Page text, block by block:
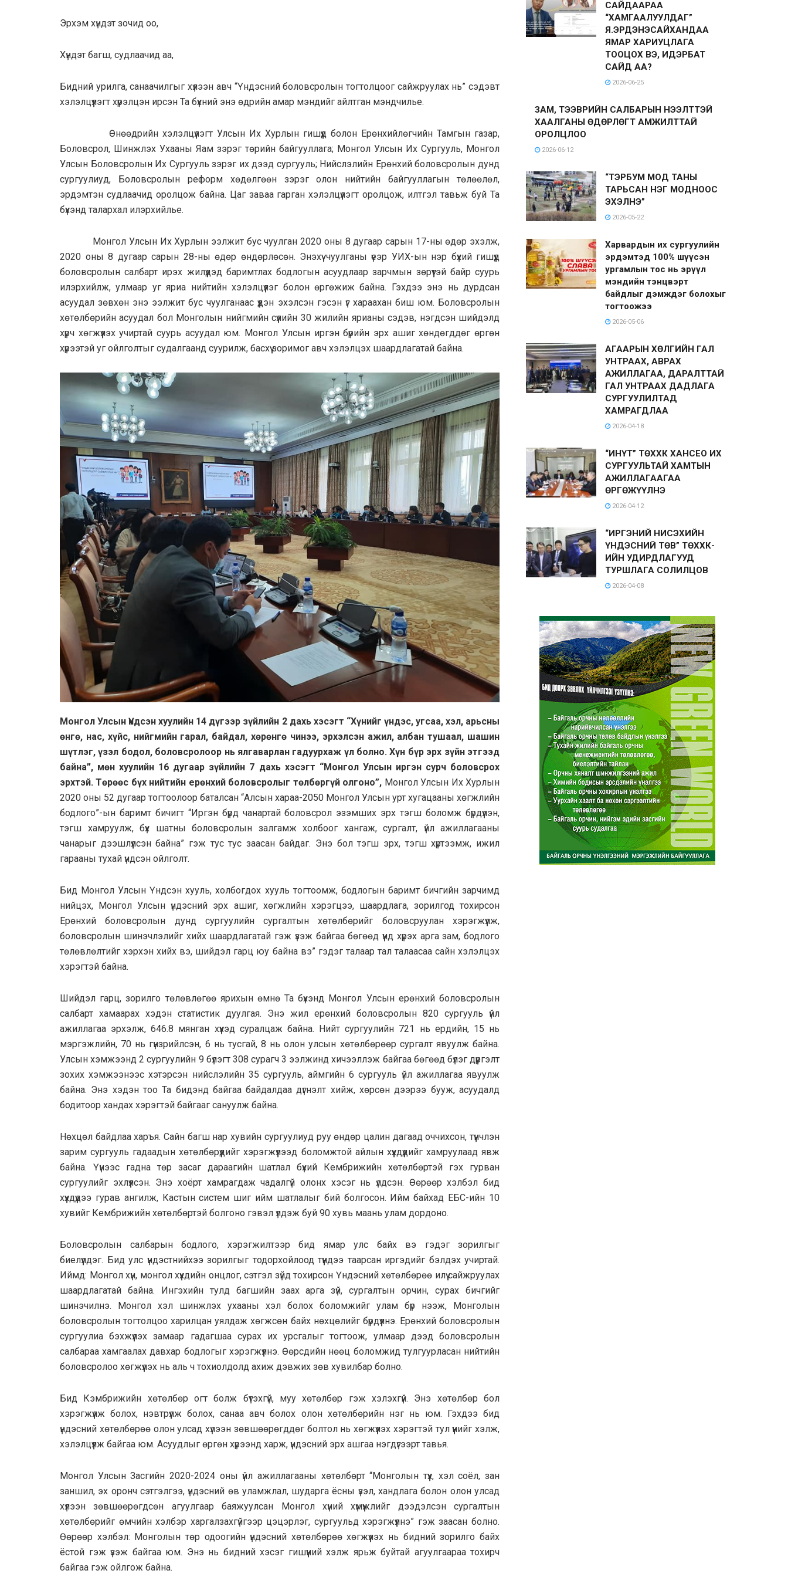
Эрхэм хүндэт зочид оо,
Хүндэт багш, судлаачид аа,
Бидний урилга, санаачилгыг хүлээн авч “Үндэсний боловсролын тогтолцоог сайжруулах нь” сэдэвт
хэлэлцүүлэгт хүрэлцэн ирсэн Та бүхний энэ өдрийн амар мэндийг айлтган мэндчилье.
Өнөөдрийн хэлэлцүүлэгт Улсын Их Хурлын гишүүд болон Ерөнхийлөгчийн Тамгын газар,
Боловсрол, Шинжлэх Ухааны Яам зэрэг төрийн байгууллага; Монгол Улсын Их Сургууль, Монгол
Улсын Боловсролын Их Сургууль зэрэг их дээд сургууль; Нийслэлийн Ерөнхий боловсролын дунд
сургуулиуд, Боловсролын реформ хөдөлгөөн зэрэг олон нийтийн байгууллагын төлөөлөл,
эрдэмтэн судлаачид оролцож байна. Цаг заваа гарган хэлэлцүүлэгт оролцож, илтгэл тавьж буй Та
бүхэнд талархал илэрхийлье.
Монгол Улсын Их Хурлын ээлжит бус чуулган 2020 оны 8 дугаар сарын 17-ны өдөр эхэлж,
2020 оны 8 дугаар сарын 28-ны өдөр өндөрлөсөн. Энэхүү чуулганы үеэр УИХ-ын нэр бүхий гишүүд
боловсролын салбарт ирэх жилүүдэд баримтлах бодлогын асуудлаар зарчмын зөрүүтэй байр суурь
илэрхийлж, улмаар уг яриа нийтийн хэлэлцүүлэг болон өргөжиж байна. Гэхдээ энэ нь дурдсан
асуудал зөвхөн энэ ээлжит бус чуулганаас үүдэн эхэлсэн гэсэн үг хараахан биш юм. Боловсролын
хөтөлбөрийн асуудал бол Монголын нийгмийн сүүлийн 30 жилийн ярианы сэдэв, нэгдсэн шийдэлд
хүрч хөгжүүлэх учиртай суурь асуудал юм. Монгол Улсын иргэн бүрийн эрх ашиг хөндөгддөг өргөн
хүрээтэй уг ойлголтыг судалгаанд суурилж, басхүү зоримог авч хэлэлцэх шаардлагатай байна.
Монгол Улсын Үндсэн хуулийн 14 дүгээр зүйлийн 2 дахь хэсэгт “Хүнийг үндэс, угсаа, хэл, арьсны
өнгө, нас, хүйс, нийгмийн гарал, байдал, хөрөнгө чинээ, эрхэлсэн ажил, албан тушаал, шашин
шүтлэг, үзэл бодол, боловсролоор нь ялгаварлан гадуурхаж үл болно. Хүн бүр эрх зүйн этгээд
байна”, мөнхуулийн 16 дугаар зүйлийн 7 дахь хэсэгт “Монгол Улсын иргэн сурч боловсрох
эрхтэй. Төрөөс бүх нийтийн ерөнхий боловсролыг төлбөргүй олгоно”, Монгол Улсын Их Хурлын
2020 оны 52 дугаар тогтоолоор баталсан “Алсын хараа-2050 Монгол Улсын урт хугацааны хөгжлийн
бодлого”-ын баримт бичигт “Иргэн бүрд чанартай боловсрол эзэмших эрх тэгш боломж бүрдүүлэн,
тэгш хамруулж, бүх шатны боловсролын залгамж холбоог хангаж, сургалт, үйл ажиллагааны
чанарыг дээшлүүлсэн байна” гэж тус тус заасан байдаг. Энэ бол тэгш эрх, тэгш хүртээмж, ижил
гарааны тухай үндсэн ойлголт.
Бид Монгол Улсын Үндсэн хууль, холбогдох хууль тогтоомж, бодлогын баримт бичгийн зарчимд
нийцэх, Монгол Улсын үндэсний эрх ашиг, хөгжлийн хэрэгцээ, шаардлага, зорилгод тохирсон
Ерөнхий боловсролын дунд сургуулийн сургалтын хөтөлбөрийг боловсруулан хэрэгжүүлж,
боловсролын шинэчлэлийг хийх шаардлагатай гэж үзэж байгаа бөгөөд үүнд хүрэх арга зам, бодлого
төлөвлөлтийг хэрхэн хийх вэ, шийдэл гарц юу байна вэ” гэдэг талаар тал талаасаа сайн хэлэлцэх
хэрэгтэй байна.
Шийдэл гарц, зорилго төлөвлөгөө ярихын өмнө Та бүхэнд Монгол Улсын ерөнхий боловсролын
салбарт хамаарах хэдэн статистик дуулгая. Энэ жил ерөнхий боловсролын 820 сургууль үйл
ажиллагаа эрхэлж, 646.8 мянган хүүхэд суралцаж байна. Нийт сургуулийн 721 нь ердийн, 15 нь
мэргэжлийн, 70 нь гүнзрийлсэн, 6 нь тусгай, 8 нь олон улсын хөтөлбөрөөр сургалт явуулж байна.
Улсын хэмжээнд 2 сургуулийн 9 бүлэгт 308 сурагч 3 ээлжинд хичээллэж байгаа бөгөөд бүлэг дүүргэлт
зохих хэмжээнээс хэтэрсэн нийслэлийн 35 сургууль, аймгийн 6 сургууль үйл ажиллагаа явуулж
байна. Энэ хэдэн тоо Та бидэнд байгаа байдалдаа дүгнэлт хийж, хөрсөн дээрээ бууж, асуудалд
бодитоор хандах хэрэгтэй байгааг сануулж байна.
Нөхцөл байдлаа харъя. Сайн багш нар хувийн сургуулиуд руу өндөр цалин дагаад оччихсон, түүнчлэн
зарим сургууль гадаадын хөтөлбөрүүдийг хэрэгжүүлээд боломжтой айлын хүүхдүүдийг хамруулаад явж
байна. Үүнээс гадна төр засаг дараагийн шатлал бүхий Кембрижийн хөтөлбөртэй гэх гурван
сургуулийг эхлүүлсэн. Энэ хоёрт хамрагдаж чадалгүй олонх хэсэг нь үлдсэн. Өөрөөр хэлбэл бид
хүүхдүүдээ гурав ангилж, Кастын систем шиг ийм шатлалыг бий болгосон. Ийм байхад ЕБС-ийн 10
хувийг Кембрижийн хөтөлбөртэй болгоно гэвэл үлдэж буй 90 хувь маань улам дордоно.
Боловсролын салбарын бодлого, хэрэгжилтээр бид ямар улс байх вэ гэдэг зорилгыг
биелүүлдэг. Бид улс үндэстнийхээ зорилгыг тодорхойлоод түүндээ таарсан иргэдийг бэлдэх учиртай.
Иймд: Монгол хүн, монгол хүүхдийн онцлог, сэтгэл зүйд тохирсон Үндэсний хөтөлбөрөө илүү сайжруулах
шаардлагатай байна. Ингэхийн тулд багшийн заах арга зүй, сургалтын орчин, сурах бичгийг
шинэчилнэ. Монгол хэл шинжлэх ухааны хэл болох боломжийг улам бүр нээж, Монголын
боловсролын тогтолцоо харилцан уялдаж хөгжсөн байх нөхцөлийг бүрдүүлнэ. Ерөнхий боловсролын
сургуулиа бэхжүүлэх замаар гадагшаа сурах их урсгалыг тогтоож, улмаар дээд боловсролын
салбараа хамгаалах давхар бодлогыг хэрэгжүүлнэ. Өөрсдийн нөөц боломжид тулгуурласан нийтийн
боловсролоо хөгжүүлэх нь аль ч тохиолдолд ахиж дэвжих зөв хувилбар болно.
Бид Кэмбрижийн хөтөлбөр огт болж бүтэхгүй, муу хөтөлбөр гэж хэлэхгүй. Энэ хөтөлбөр бол
хэрэгжүүлж болох, нэвтрүүлж болох, санаа авч болох олон хөтөлбөрийн нэг нь юм. Гэхдээ бид
үндэсний хөтөлбөрөө олон улсад хүлээн зөвшөөрөгддөг болтол нь хөгжүүлэх хэрэгтэй тул үүнийг хэлж,
хэлэлцүүлж байгаа юм. Асуудлыг өргөн хүрээнд харж, үндэсний эрх ашгаа нэгдүгээрт тавья.
Монгол Улсын Засгийн 2020-2024 оны үйл ажиллагааны хөтөлбөрт “Монголын түүх, хэл соёл, зан
заншил, эх оронч сэтгэлгээ, үндэсний өв уламжлал, шударга ёсны үзэл, хандлага болон олон улсад
хүлээн зөвшөөрөгдсөн агуулгаар баяжуулсан Монгол хүний хүмүүжлийг дээдэлсэн сургалтын
хөтөлбөрийг өмчийн хэлбэр харгалзахгүйгээр цэцэрлэг, сургуульд хэрэгжүүлнэ” гэж заасан болно.
Өөрөөр хэлбэл: Монголын төр одоогийн үндэсний хөтөлбөрөө хөгжүүлэх нь бидний зорилго байх
ёстой гэж үзэж байгаа юм. Энэ нь бидний хэсэг гишүүний хэлж ярьж буйтай агуулгаараа тохирч
байгаа гэж ойлгож байна.
САЙДААРАА
“ХАМГААЛУУЛДАГ”
Я.ЭРДЭНЭСАЙХАНДАА
ЯМАР ХАРИУЦЛАГА
ТООЦОХ ВЭ, ИДЭРБАТ
САЙД АА?
2026-06-25
ЗАМ, ТЭЭВРИЙН САЛБАРЫН НЭЭЛТТЭЙ
ХААЛГАНЫ ӨДӨРЛӨГТ АМЖИЛТТАЙ
ОРОЛЦЛОО
2026-06-12
“ТЭРБУМ МОД ТАНЫ
ТАРЬСАН НЭГ МОДНООС
ЭХЭЛНЭ”
2026-05-22
Харвардын их сургуулийн
эрдэмтэд 100% шүүсэн
ургамлын тос нь эрүүл
мэндийн тэнцвэрт
байдлыг дэмждэг болохыг
тогтоожээ
2026-05-06
АГААРЫН ХӨЛГИЙН ГАЛ
УНТРААХ, АВРАХ
АЖИЛЛАГАА, ДАРАЛТТАЙ
ГАЛ УНТРААХ ДАДЛАГА
СУРГУУЛИЛТАД
ХАМРАГДЛАА
2026-04-18
“ИНҮТ” ТӨХХК ХАНСЕО ИХ
СУРГУУЛЬТАЙ ХАМТЫН
АЖИЛЛАГААГАА
ӨРГӨЖҮҮЛНЭ
2026-04-12
“ИРГЭНИЙ НИСЭХИЙН
ҮНДЭСНИЙ ТӨВ” ТӨХХК-
ИЙН УДИРДЛАГУУД
ТУРШЛАГА СОЛИЛЦОВ
2026-04-08